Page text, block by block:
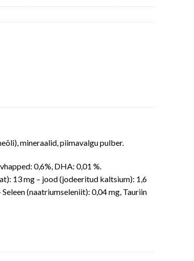
mineraalid, piimavalgu pulber.
0,6%, DHA: 0,01 %.
13 mg – jood (jodeeritud kaltsium): 1,6
(naatriumseleniit): 0,04 mg, Tauriin